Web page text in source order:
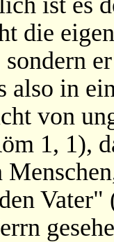
die
also in
von
1, 1),
Vater"